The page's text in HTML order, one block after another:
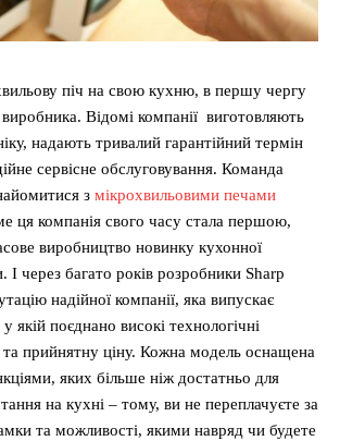
піч на свою кухню, в першу чергу
виробника. Відомі компанії виготовляють
надають тривалий гарантійний термін
сервісне обслуговування. Команда
з мікрохвильовими печами
ця компанія свого часу стала першою,
виробництво новинку кухонної
І через багато років розробники Sharp
надійної компанії, яка випускає
якій поєднано високі технологічні
та прийнятну ціну. Кожна модель оснащена
яких більше ніж достатньо для
на кухні – тому, ви не переплачуєте за
та можливості, якими навряд чи будете